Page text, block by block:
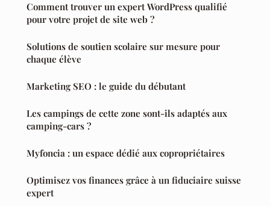
Comment trouver un expert WordPress qualifié
pour votre projet de site web ?
Solutions de soutien scolaire sur mesure pour
chaque élève
Marketing SEO : le guide du débutant
Les campings de cette zone sont-ils adaptés aux
camping-cars ?
Myfoncia : un espace dédié aux copropriétaires
Optimisez vos finances grâce à un fiduciaire suisse
expert